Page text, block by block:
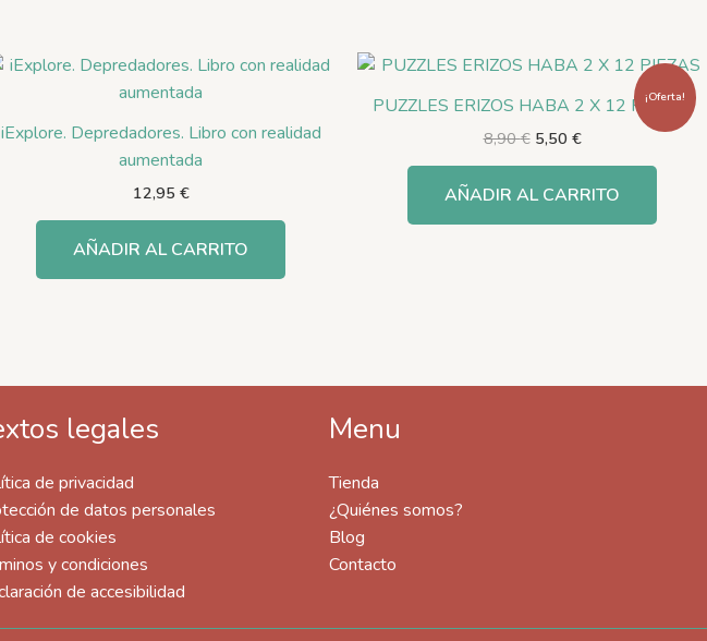
iExplore. Depredadores. Libro con realidad
aumentada
12,95 €
AÑADIR AL CARRITO
¡Oferta!
PUZZLES ERIZOS HABA 2 X 12 PIEZAS
8,90€
El
original
8,90 €.
5,50 €
El
actual
5,50 €.
AÑADIR AL CARRITO
legales
de privacidad
de datos personales
de cookies
y condiciones
de accesibilidad
Menu
Tienda
¿Quiénes somos?
Blog
Contacto